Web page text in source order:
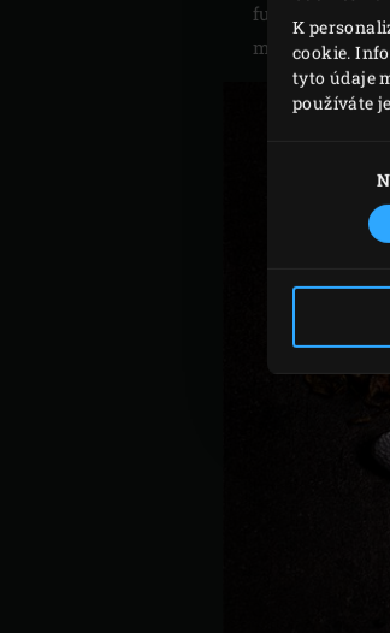
K
cookie.
tyto údaje
používáte
funkcích,
maso, drůbež,